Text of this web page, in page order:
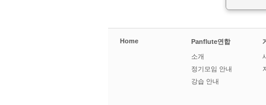
Home Panflute연합
소개
정기모임 안내
강습 안내